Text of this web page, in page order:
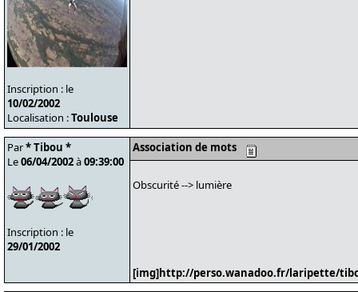
Inscription : le
10/02/2002
Localisation :Toulouse
Par* Tibou *
Le06/04/2002à09:39:00
Inscription : le
29/01/2002
Association de mots
Obscurité --> lumière
[img]http://perso.wanadoo.fr/laripette/